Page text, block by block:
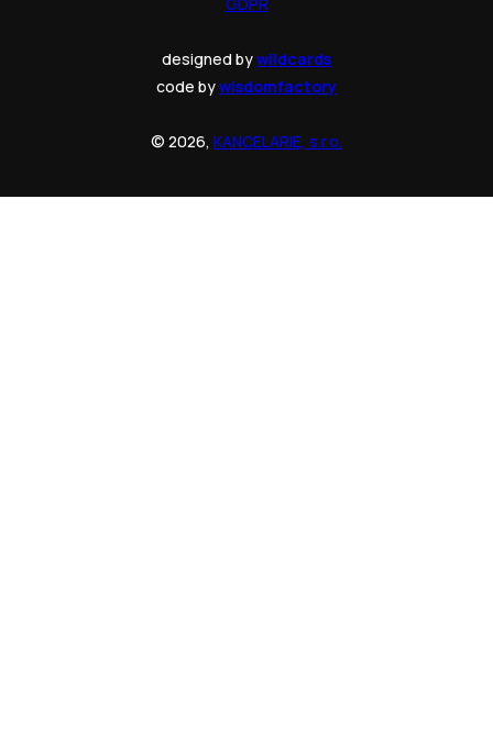
designed bywildcards
code bywisdomfactory
© 2026, KANCELARIE, s.r.o.